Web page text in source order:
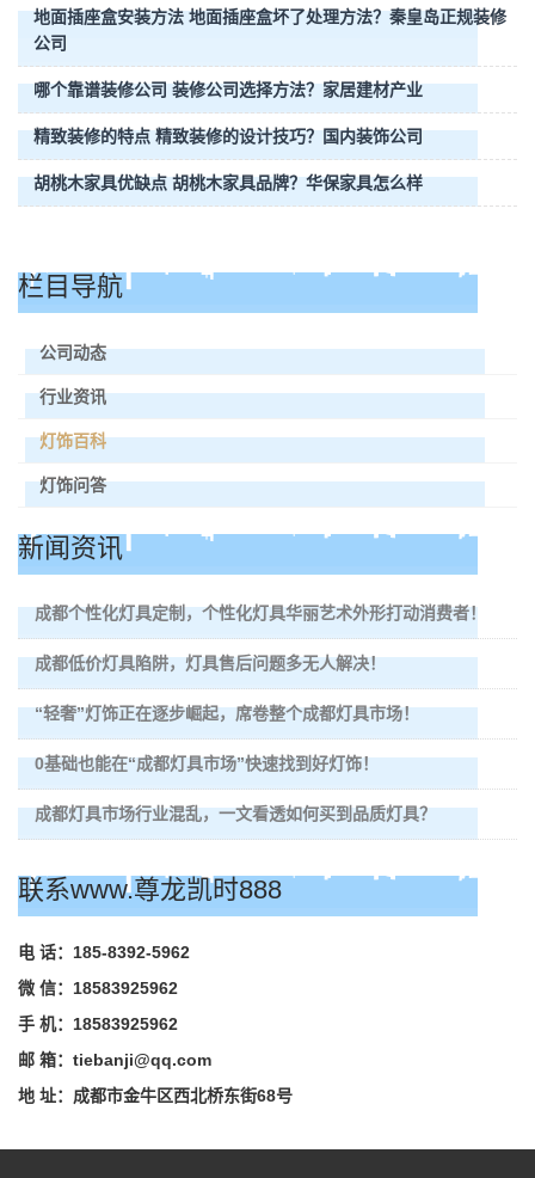
地面插座盒安装方法 地面插座盒坏了处理方法？秦皇岛正规装修
公司
哪个靠谱装修公司 装修公司选择方法？家居建材产业
精致装修的特点 精致装修的设计技巧？国内装饰公司
胡桃木家具优缺点 胡桃木家具品牌？华保家具怎么样
栏目导航
公司动态
行业资讯
灯饰百科
灯饰问答
新闻资讯
成都个性化灯具定制，个性化灯具华丽艺术外形打动消费者！
成都低价灯具陷阱，灯具售后问题多无人解决！
“轻奢”灯饰正在逐步崛起，席卷整个成都灯具市场！
0基础也能在“成都灯具市场”快速找到好灯饰！
成都灯具市场行业混乱，一文看透如何买到品质灯具？
联系www.尊龙凯时888
电 话：185-8392-5962
微 信：18583925962
手 机：18583925962
邮 箱： tiebanji@qq.com
地 址：成都市金牛区西北桥东街68号